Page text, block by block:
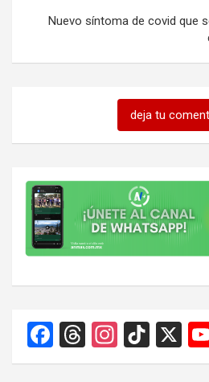
Nuevo síntoma de covid que
deja tu
F
a
T
hr
In
st
Ti
k
X